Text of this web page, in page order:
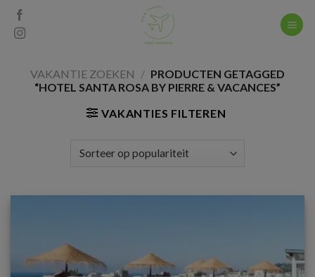
Skip
content
VAKANTIE ZOEKEN / PRODUCTEN GETAGGED
“HOTEL SANTA ROSA BY PIERRE & VACANCES”
VAKANTIES FILTEREN